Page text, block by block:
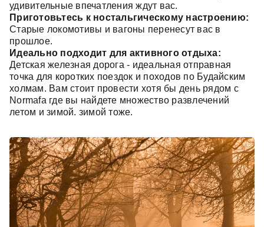
удивительные впечатления ждут вас.
Приготовьтесь к ностальгическому настроению:
Старые локомотивы и вагоны перенесут вас в
прошлое.
Идеально подходит для активного отдыха:
Детская железная дорога - идеальная отправная
точка для коротких поездок и походов по Будайским
холмам. Вам стоит провести хотя бы день рядом с
Normafa где вы найдете множество развлечений
летом и зимой. зимой тоже.